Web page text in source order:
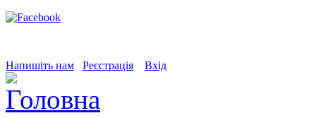
Напишіть нам Реєстрація Вхід